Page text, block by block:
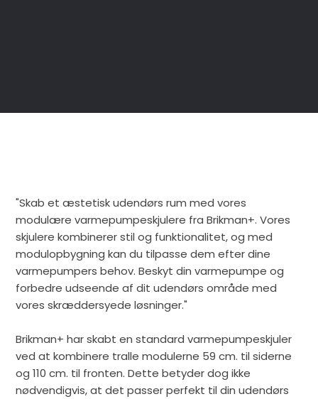
"Skab et æstetisk udendørs rum med vores
modulære varmepumpeskjulere fra Brikman+. Vores
skjulere kombinerer stil og funktionalitet, og med
modulopbygning kan du tilpasse dem efter dine
varmepumpers behov. Beskyt din varmepumpe og
forbedre udseende af dit udendørs område med
vores skræddersyede løsninger."
​Brikman+ har skabt en standard varmepumpeskjuler
ved at kombinere tralle modulerne 59 cm. til siderne
og 110 cm. til fronten. Dette betyder dog ikke
nødvendigvis, at det passer perfekt til din udendørs